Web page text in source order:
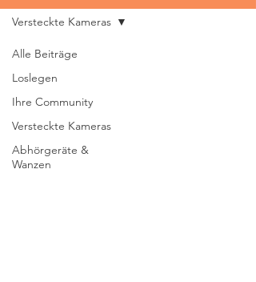
Alle Beiträge
Loslegen
Ihre Community
Versteckte Kameras
Abhörgeräte &
Wanzen
Versteckte Kameras